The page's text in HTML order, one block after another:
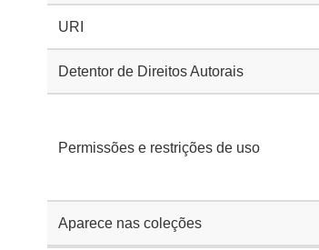
URI
Detentor de Direitos Autorais
Permissões e restrições de uso
Aparece nas coleções